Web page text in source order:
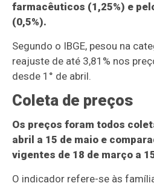
farmacêuticos (1,25%) e
(0,5%).
Segundo o IBGE, pesou na
reajuste de até 3,81% nos
desde 1° de abril.
Coleta de preços
Os preços foram todos
abril a 15 de maio e
vigentes de 18 de março a
O indicador refere-se às